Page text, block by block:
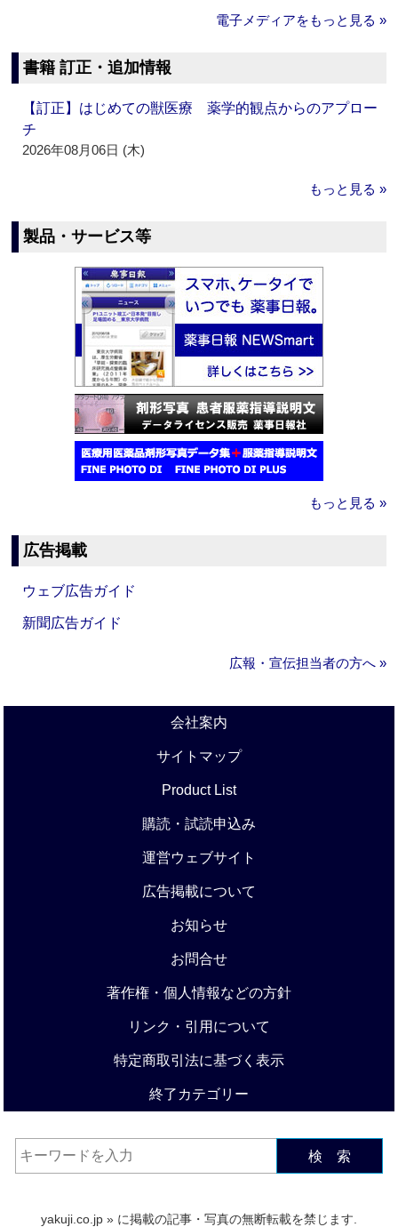
電子メディアをもっと見る »
書籍 訂正・追加情報
【訂正】はじめての獣医療 薬学的観点からのアプロー
チ
2026年08月06日 (木)
もっと見る »
製品・サービス等
もっと見る »
広告掲載
ウェブ広告ガイド
新聞広告ガイド
広報・宣伝担当者の方へ »
会社案内
サイトマップ
Product List
購読・試読申込み
運営ウェブサイト
広告掲載について
お知らせ
お問合せ
著作権・個人情報などの方針
リンク・引用について
特定商取引法に基づく表示
終了カテゴリー
検 索
yakuji.co.jp » に掲載の記事・写真の無断転載を禁じます.